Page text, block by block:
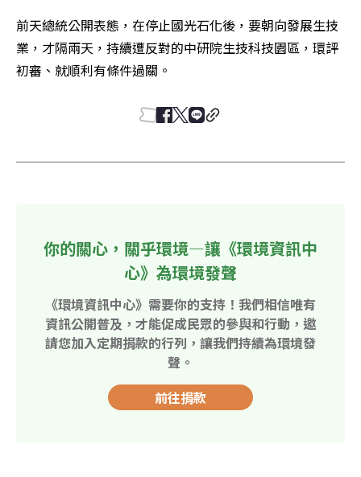
前天總統公開表態，在停止國光石化後，要朝向發展生技
業，才隔兩天，持續遭反對的中研院生技科技園區，環評
初審、就順利有條件過關。
你的關心，關乎環境—讓《環境資訊中
心》為環境發聲
《環境資訊中心》需要你的支持！我們相信唯有
資訊公開普及，才能促成民眾的參與和行動，邀
請您加入定期捐款的行列，讓我們持續為環境發
聲。
前往捐款